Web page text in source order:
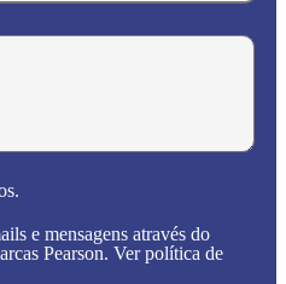
e mensagens através do
Pearson. Ver política de